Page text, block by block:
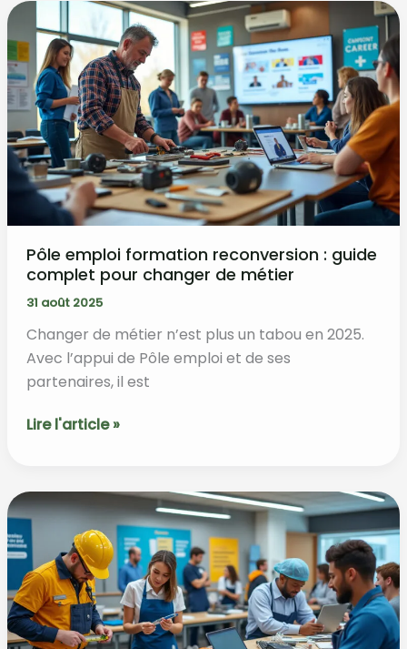
débouchés
formations
requises
Pôle emploi formation reconversion : guide
complet pour changer de métier
31 août 2025
Changer de métier n’est plus un tabou en 2025.
Avec l’appui de Pôle emploi et de ses
partenaires, il est
Pôle
reconversion
:
guide
complet
pour
changer
de
Lire l'article »